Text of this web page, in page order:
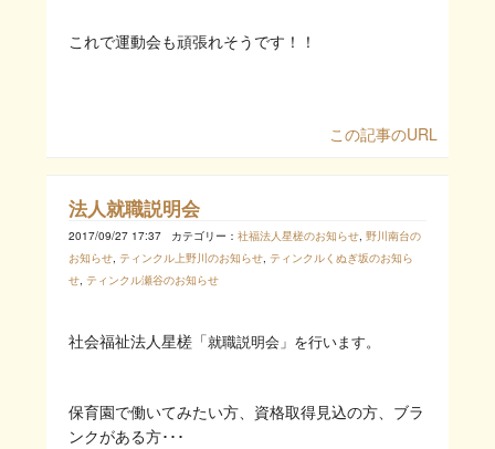
これで運動会も頑張れそうです！！
この記事のURL
法人就職説明会
2017/09/27 17:37 カテゴリー： 社福法人星槎のお知らせ, 野川南台の
お知らせ, ティンクル上野川のお知らせ, ティンクルくぬぎ坂のお知ら
せ, ティンクル瀬谷のお知らせ
社会福祉法人星槎「就職説明会」を行います。
保育園で働いてみたい方、資格取得見込の方、ブラ
ンクがある方･･･